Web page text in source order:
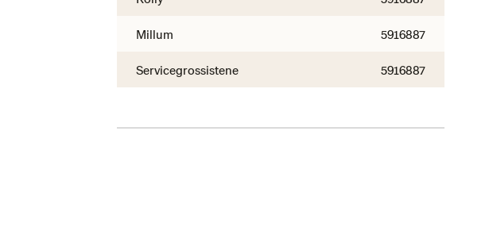
Millum 5916887
Servicegrossistene 5916887